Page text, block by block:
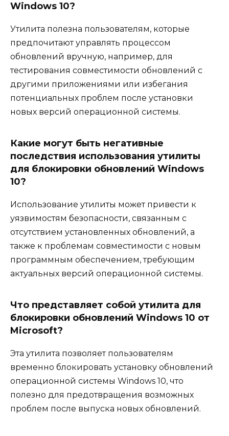
Windows 10?
Утилита полезна пользователям, которые
предпочитают управлять процессом
обновлений вручную, например, для
тестирования совместимости обновлений с
другими приложениями или избегания
потенциальных проблем после установки
новых версий операционной системы.
Какие могут быть негативные
последствия использования утилиты
для блокировки обновлений Windows
10?
Использование утилиты может привести к
уязвимостям безопасности, связанным с
отсутствием установленных обновлений, а
также к проблемам совместимости с новым
программным обеспечением, требующим
актуальных версий операционной системы.
Что представляет собой утилита для
блокировки обновлений Windows 10 от
Microsoft?
Эта утилита позволяет пользователям
временно блокировать установку обновлений
операционной системы Windows 10, что
полезно для предотвращения возможных
проблем после выпуска новых обновлений.